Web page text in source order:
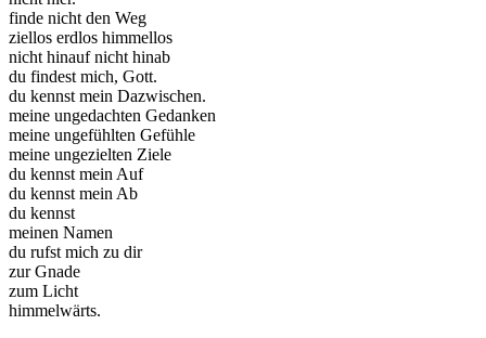
finde nicht den Weg
ziellos erdlos himmellos
nicht hinauf nicht hinab
du findest mich, Gott.
du kennst mein Dazwischen.
meine ungedachten Gedanken
meine ungefühlten Gefühle
meine ungezielten Ziele
du kennst mein Auf
du kennst mein Ab
du kennst
meinen Namen
du rufst mich zu dir
zur Gnade
zum Licht
himmelwärts.